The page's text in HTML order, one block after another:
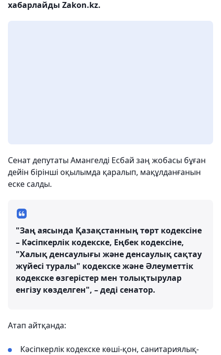
хабарлайды Zakon.kz.
Сенат депутаты Амангелді Есбай заң жобасы бұған
дейін бірінші оқылымда қаралып, мақұлданғанын
еске салды.
"Заң аясында Қазақстанның төрт кодексіне
– Кәсіпкерлік кодекске, Еңбек кодексіне,
"Халық денсаулығы және денсаулық сақтау
жүйесі туралы" кодекске және Әлеуметтік
кодекске өзгерістер мен толықтырулар
енгізу көзделген", – деді сенатор.
Атап айтқанда:
Кәсіпкерлік кодекске көші-қон, санитариялық-